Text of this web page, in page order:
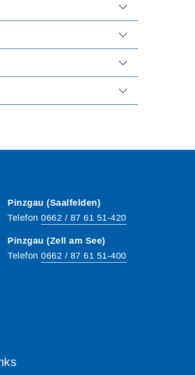
Pinzgau (Saalfelden)
Telefon 0662 / 87 61 51-420
Pinzgau (Zell am See)
Telefon 0662 / 87 61 51-400